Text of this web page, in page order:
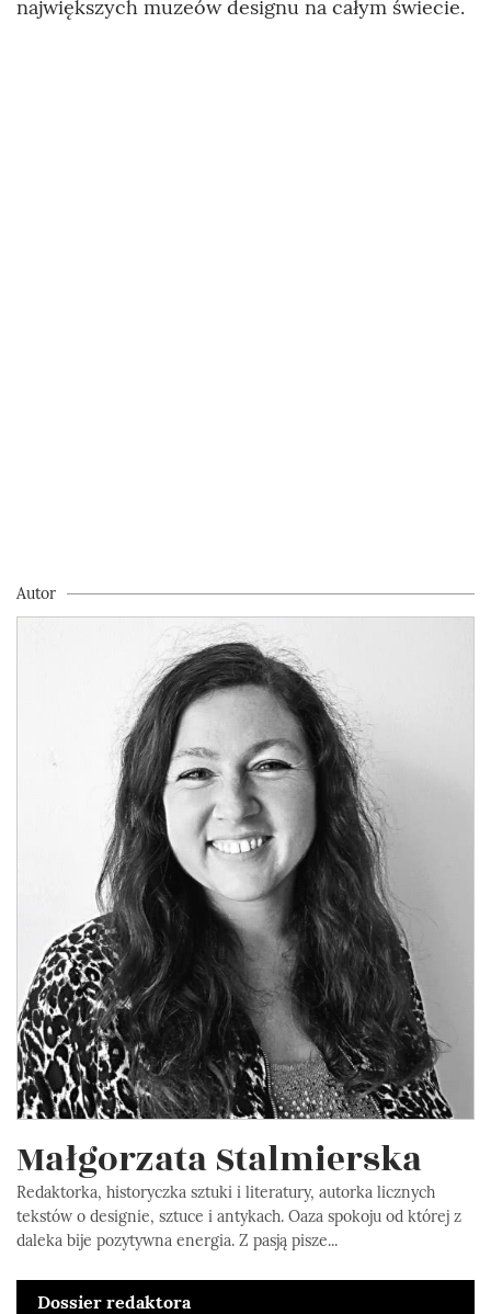
największych muzeów designu na całym świecie.
Autor
Małgorzata Stalmierska
Redaktorka, historyczka sztuki i literatury, autorka licznych
tekstów o designie, sztuce i antykach. Oaza spokoju od której z
daleka bije pozytywna energia. Z pasją pisze...
Dossier redaktora